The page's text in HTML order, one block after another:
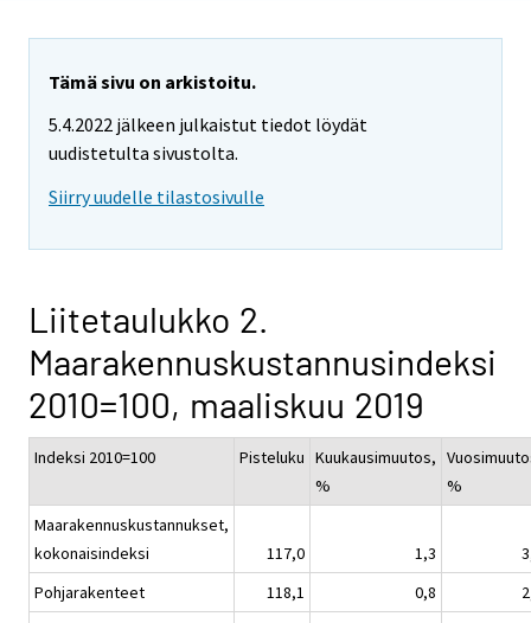
Tämä sivu on arkistoitu.
5.4.2022 jälkeen julkaistut tiedot löydät
uudistetulta sivustolta.
Siirry uudelle tilastosivulle
Liitetaulukko 2.
Maarakennuskustannusindeksi
2010=100, maaliskuu 2019
Indeksi 2010=100 Pisteluku Kuukausimuutos,
%
%
Maarakennuskustannukset,
kokonaisindeksi
117,0 1,3
Pohjarakenteet
118,1 0,8